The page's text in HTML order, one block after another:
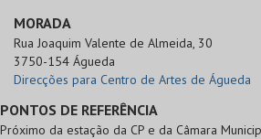
MORADA
Rua Joaquim Valente de Almeida, 30
3750-154 Águeda
Direcções para Centro de Artes de Águeda
PONTOS DE REFERÊNCIA
Próximo da estação da CP e da Câmara